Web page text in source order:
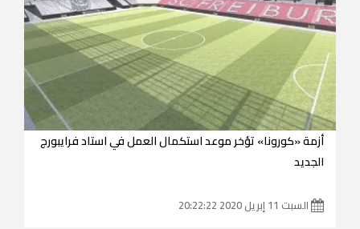
أزمة «كورونا» تؤخر موعد استكمال العمل في استاد فرايبورج
الجديد
السبت 11 إبريل 2020 20:22:22